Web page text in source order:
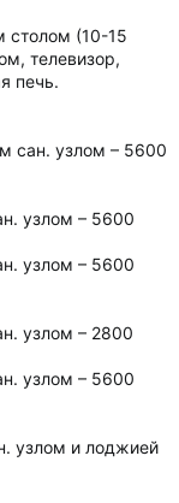
столом (10-15
телевизор,
печь.
сан. узлом – 5600
узлом – 5600
узлом – 5600
узлом – 2800
узлом – 5600
узлом и лоджией